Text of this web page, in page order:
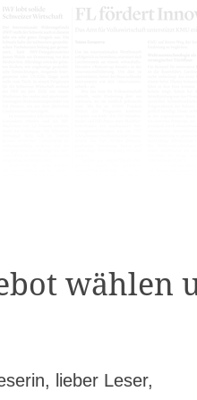
wählen
lieber Leser,